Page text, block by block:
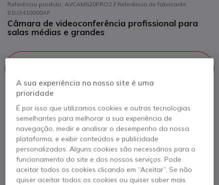
Referência produto: AVCAM520PRO2 // Referência de fabricante:
61U3410000AF
Câmara de videoconferência profissional para
salas médias e grandes
AVer CAM520 Pro3
1319,95 €
1204,95 € s/iva
Ver produto alternativo
A sua experiência no nosso site é uma
prioridade
É por isso que utilizamos cookies e outras tecnologias
semelhantes para melhorar a sua experiência de
navegação, medir e analisar o desempenho da nossa
plataforma, e exibir conteúdos e publicidade
personalizados. Alguns cookies são necessários para o
funcionamento do site e dos nossos serviços. Pode
aceitar todos os cookies clicando em “Aceitar”. Se não
quiser aceitar todos os cookies ou quiser saber mais